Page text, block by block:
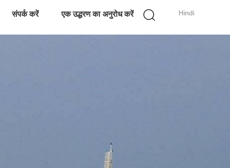
Hindi
संपर्क करें एक उद्धरण का अनुरोध करें